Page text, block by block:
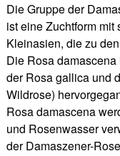
Die Gruppe der
ist eine Zuchtform
Kleinasien, die zu
Die Rosa
der Rosa gallica und
Wildrose)
Rosa damascena
und Rosenwasser
der Damaszener-